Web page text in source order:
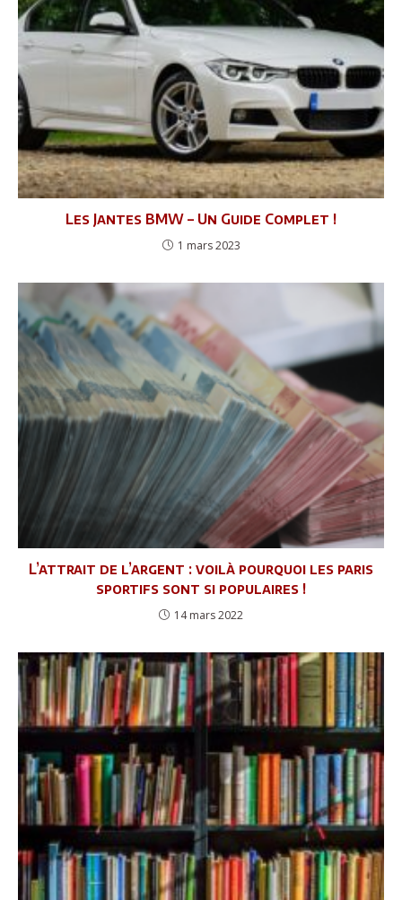
Les Jantes BMW – Un Guide Complet !
1 mars 2023
L’attrait de l’argent : voilà pourquoi les paris
sportifs sont si populaires !
14 mars 2022